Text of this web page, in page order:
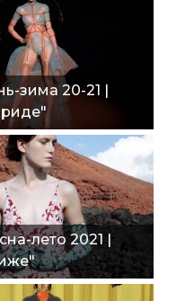
зима 20-21 |
лето 2021 |